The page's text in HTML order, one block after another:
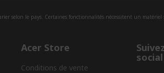
selon le pays. Certaines fonctionnalités nécessitent un matériel
Acer Store
Conditions de vente
social